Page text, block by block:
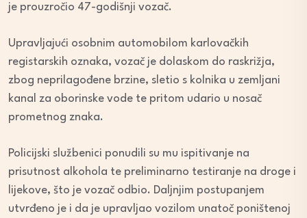
je prouzročio 47-godišnji vozač.
Upravljajući osobnim automobilom karlovačkih
registarskih oznaka, vozač je dolaskom do raskrižja,
zbog neprilagođene brzine, sletio s kolnika u zemljani
kanal za oborinske vode te pritom udario u nosač
prometnog znaka.
Policijski službenici ponudili su mu ispitivanje na
prisutnost alkohola te preliminarno testiranje na droge i
lijekove, što je vozač odbio. Daljnjim postupanjem
utvrđeno je i da je upravljao vozilom unatoč poništenoj